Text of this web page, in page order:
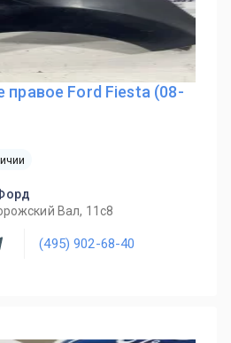
правое Ford Fiesta (08-
Вал, 11с8
(495) 902-68-40